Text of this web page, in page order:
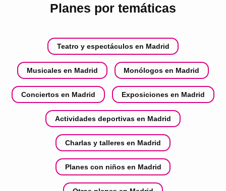
Planes por temáticas
Teatro y espectáculos en Madrid
Musicales en Madrid Monólogos en Madrid
Conciertos en Madrid Exposiciones en Madrid
Actividades deportivas en Madrid
Charlas y talleres en Madrid
Planes con niños en Madrid